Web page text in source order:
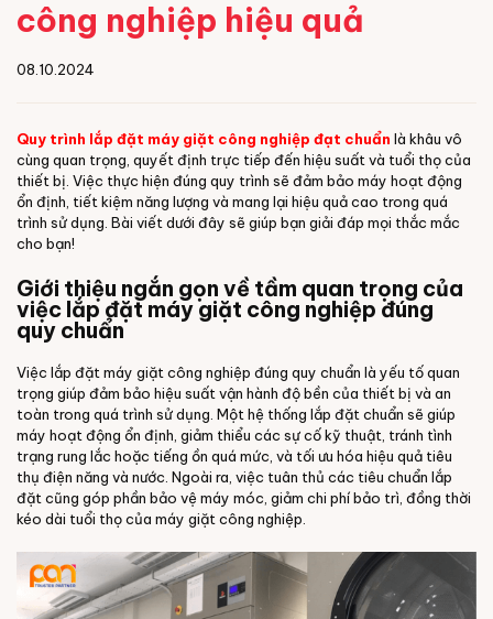
công nghiệp hiệu quả
08.10.2024
Quy trình lắp đặt máy giặt công nghiệp đạt chuẩn là khâu vô
cùng quan trọng, quyết định trực tiếp đến hiệu suất và tuổi thọ của
thiết bị. Việc thực hiện đúng quy trình sẽ đảm bảo máy hoạt động
ổn định, tiết kiệm năng lượng và mang lại hiệu quả cao trong quá
trình sử dụng. Bài viết dưới đây sẽ giúp bạn giải đáp mọi thắc mắc
cho bạn!
Giới thiệu ngắn gọn về tầm quan trọng của
việc lắp đặt máy giặt công nghiệp đúng
quy chuẩn
Việc lắp đặt máy giặt công nghiệp đúng quy chuẩn là yếu tố quan
trọng giúp đảm bảo hiệu suất vận hành độ bền của thiết bị và an
toàn trong quá trình sử dụng. Một hệ thống lắp đặt chuẩn sẽ giúp
máy hoạt động ổn định, giảm thiểu các sự cố kỹ thuật, tránh tình
trạng rung lắc hoặc tiếng ồn quá mức, và tối ưu hóa hiệu quả tiêu
thụ điện năng và nước. Ngoài ra, việc tuân thủ các tiêu chuẩn lắp
đặt cũng góp phần bảo vệ máy móc, giảm chi phí bảo trì, đồng thời
kéo dài tuổi thọ của máy giặt công nghiệp.